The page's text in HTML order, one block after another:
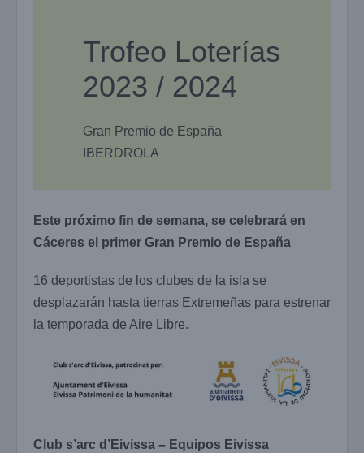
Trofeo Loterías
2023 / 2024
Gran Premio de España
IBERDROLA
Este próximo fin de semana, se celebrará en
Cáceres el primer Gran Premio de España
16 deportistas de los clubes de la isla se
desplazarán hasta tierras Extremeñas para estrenar
la temporada de Aire Libre.
Club s’arc d’Eivissa – Equipos Eivissa